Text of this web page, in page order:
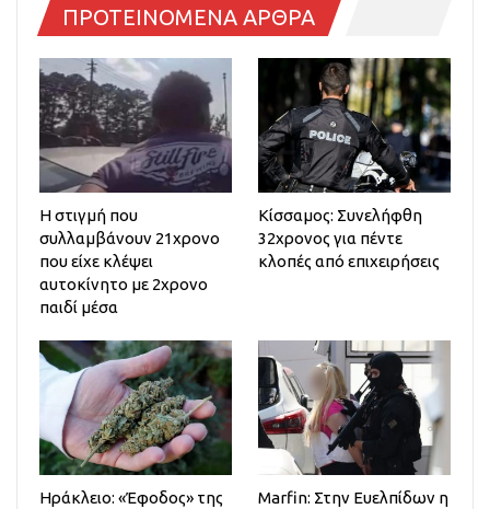
ΠΡΟΤΕΙΝΟΜΕΝΑ ΑΡΘΡΑ
Η στιγμή που
συλλαμβάνουν 21χρονο
που είχε κλέψει
αυτοκίνητο με 2χρονο
παιδί μέσα
Κίσσαμος: Συνελήφθη
32χρονος για πέντε
κλοπές από επιχειρήσεις
Ηράκλειο: «Έφοδος» της
Marfin: Στην Ευελπίδων η